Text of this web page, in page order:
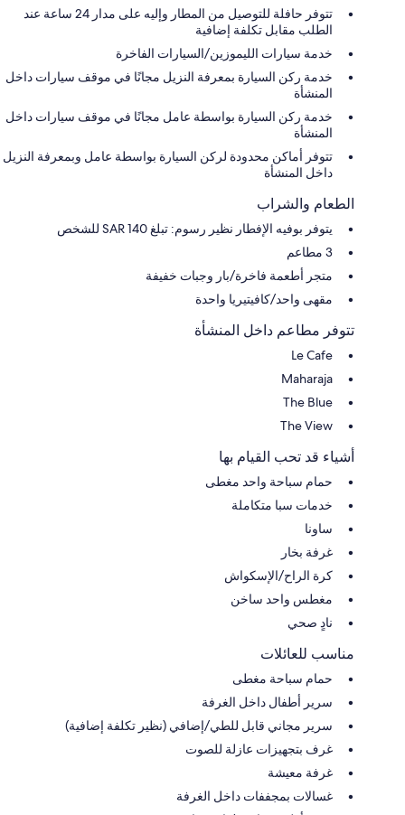
تتوفر حافلة للتوصيل من المطار وإليه على مدار 24 ساعة عند
الطلب مقابل تكلفة إضافية
خدمة سيارات الليموزين/السيارات الفاخرة
خدمة ركن السيارة بمعرفة النزيل مجانًا في موقف سيارات داخل
المنشأة
خدمة ركن السيارة بواسطة عامل مجانًا في موقف سيارات داخل
المنشأة
تتوفر أماكن محدودة لركن السيارة بواسطة عامل وبمعرفة النزيل
داخل المنشأة
الطعام والشراب
يتوفر بوفيه الإفطار نظير رسوم: تبلغ 140 SAR للشخص
3 مطاعم
متجر أطعمة فاخرة/بار وجبات خفيفة
مقهى واحد/كافيتيريا واحدة
تتوفر مطاعم داخل المنشأة
Le Cafe
Maharaja
The Blue
The View
أشياء قد تحب القيام بها
حمام سباحة واحد مغطى
خدمات سبا متكاملة
ساونا
غرفة بخار
كرة الراح/الإسكواش
مغطس واحد ساخن
نادٍ صحي
مناسب للعائلات
حمام سباحة مغطى
سرير أطفال داخل الغرفة
سرير مجاني قابل للطي/إضافي (نظير تكلفة إضافية)
غرف بتجهيزات عازلة للصوت
غرفة معيشة
غسالات بمجففات داخل الغرفة